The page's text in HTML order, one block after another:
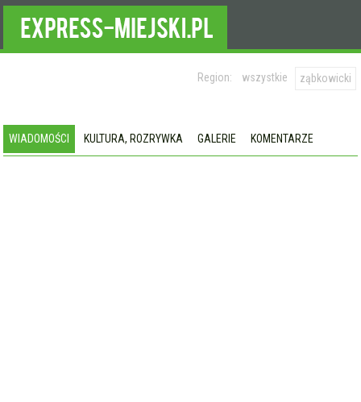
Region: wszystkie ząbkowicki
WIADOMOŚCI KULTURA, ROZRYWKA GALERIE KOMENTARZE